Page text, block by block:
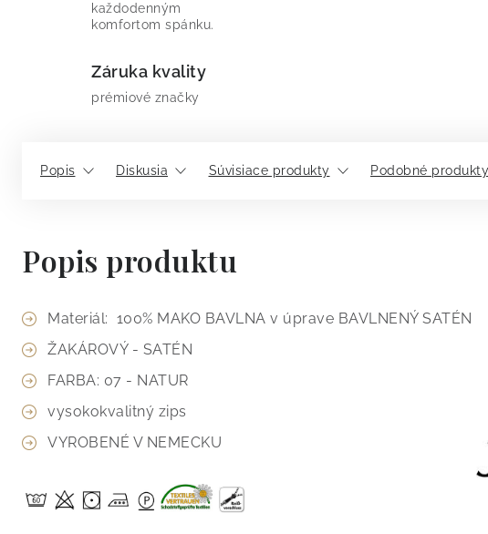
každodenným
komfortom spánku.
Záruka kvality
prémiové značky
Popis Diskusia Súvisiace produkty Podobné produkty
Popis produktu
Materiál: 100% MAKO BAVLNA v úprave BAVLNENÝ SATÉN
ŽAKÁROVÝ - SATÉN
FARBA: 07 - NATUR
vysokokvalitný zips
VYROBENÉ V NEMECKU